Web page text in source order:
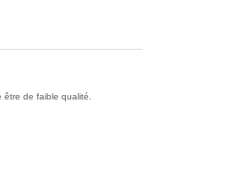
de faible qualité.